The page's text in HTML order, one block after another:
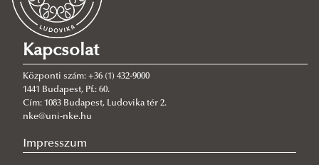
Éves Munkaterv
Országos Tudományos Diákköri Konferenciák
Kari Tudományos Diákköri Szervezetek
Szakkollégiumok
Biztonságpolitikai Szakkollégium
Magyary Zoltán Szakkollégium
Szakkollégiumi Együttműködési Fórum
Kapcsolat
Központi szám: +36 (1) 432-9000
1441 Budapest, Pf.: 60.
Cím: 1083 Budapest, Ludovika tér 2.
nke@uni-nke.hu
Impresszum